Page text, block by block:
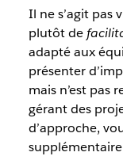
Il ne s’agit pas
plutôt de
adapté aux
présenter
mais n’est pas
gérant des
d’approche,